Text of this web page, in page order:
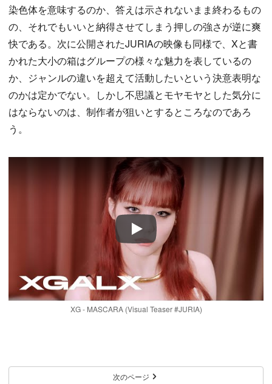
染色体を意味するのか、答えは示されないまま終わるもの
の、それでもいいと納得させてしまう押しの強さが逆に爽
快である。次に公開されたJURIAの映像も同様で、Xと書
かれた大小の箱はグループの様々な魅力を表しているの
か、ジャンルの違いを超えて活動したいという決意表明な
のかは定かでない。しかし不思議とモヤモヤとした気分に
はならないのは、制作者が狙いとするところなのであろ
う。
Play
XG - MASCARA (Visual Teaser #JURIA)
次のページ